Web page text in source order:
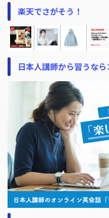
楽天でさがそう！
日本人講師から習うなら